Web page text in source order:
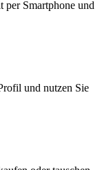
per Smartphone und
und nutzen Sie